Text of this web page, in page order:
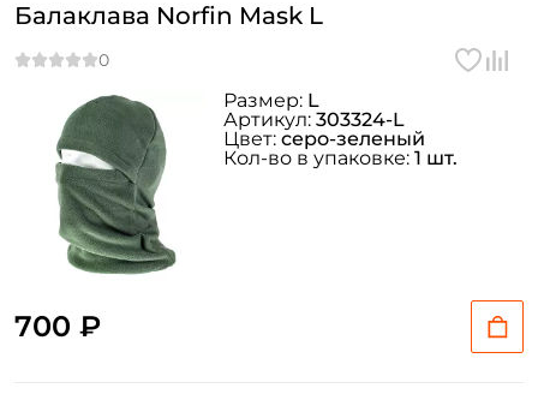
Балаклава Norfin Mask L
700 ₽
Размер: L
Артикул: 303324-L
Цвет: серо-зеленый
Кол-во в упаковке: 1 шт.